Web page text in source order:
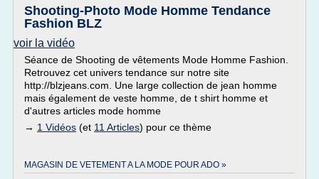
Shooting-Photo Mode Homme Tendance
Fashion BLZ
voir la vidéo
Séance de Shooting de vêtements Mode Homme Fashion.
Retrouvez cet univers tendance sur notre site
http://blzjeans.com. Une large collection de jean homme
mais également de veste homme, de t shirt homme et
d'autres articles mode homme
→ 1 Vidéos (et 11 Articles) pour ce thème
MAGASIN DE VETEMENT A LA MODE POUR ADO »